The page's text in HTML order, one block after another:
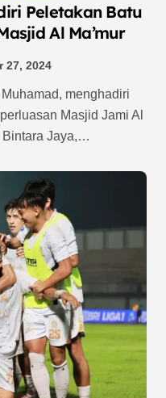
Peletakan Batu
Al Ma’mur
27, 2024
Masjid Jami Al
Bintara Jaya,…